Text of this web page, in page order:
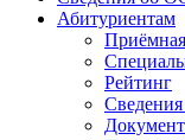
Абитуриентам
Рейтинг
Сведения